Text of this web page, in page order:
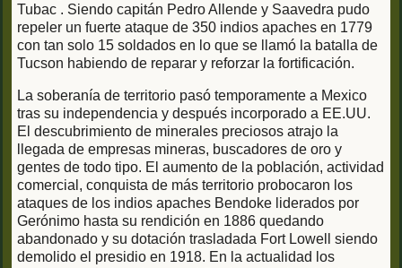
Tubac . Siendo capitán Pedro Allende y Saavedra pudo
repeler un fuerte ataque de 350 indios apaches en 1779
con tan solo 15 soldados en lo que se llamó la batalla de
Tucson habiendo de reparar y reforzar la fortificación.
La soberanía de territorio pasó temporamente a Mexico
tras su independencia y después incorporado a EE.UU.
El descubrimiento de minerales preciosos atrajo la
llegada de empresas mineras, buscadores de oro y
gentes de todo tipo. El aumento de la población, actividad
comercial, conquista de más territorio probocaron los
ataques de los indios apaches Bendoke liderados por
Gerónimo hasta su rendición en 1886 quedando
abandonado y su dotación trasladada Fort Lowell siendo
demolido el presidio en 1918. En la actualidad los